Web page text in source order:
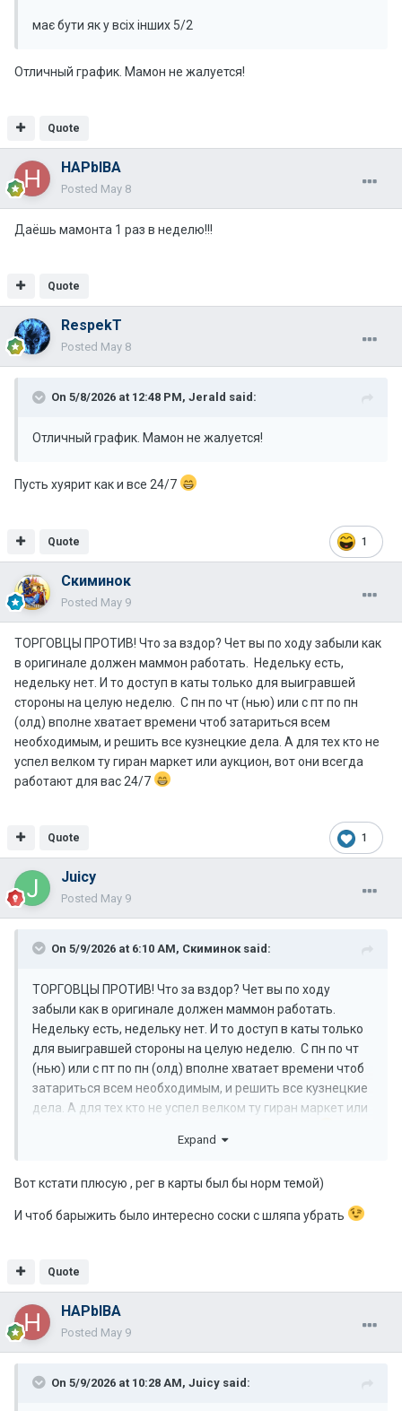
має бути як у всіх інших 5/2
Отличный график. Мамон не жалуется!
Quote
HAPbIBA
Posted May 8
Даёшь мамонта 1 раз в неделю!!!
Quote
RespekT
Posted May 8
On 5/8/2026 at 12:48 PM, Jerald said:
Отличный график. Мамон не жалуется!
Пусть хуярит как и все 24/7
1
Quote
Скиминок
Posted May 9
ТОРГОВЦЫ ПРОТИВ! Что за вздор? Чет вы по ходу забыли как
в оригинале должен маммон работать. Недельку есть,
недельку нет. И то доступ в каты только для выигравшей
стороны на целую неделю. С пн по чт (нью) или с пт по пн
(олд) вполне хватает времени чтоб затариться всем
необходимым, и решить все кузнецкие дела. А для тех кто не
успел велком ту гиран маркет или аукцион, вот они всегда
работают для вас 24/7
1
Quote
Juicy
Posted May 9
On 5/9/2026 at 6:10 AM, Скиминок said:
ТОРГОВЦЫ ПРОТИВ! Что за вздор? Чет вы по ходу
забыли как в оригинале должен маммон работать.
Недельку есть, недельку нет. И то доступ в каты только
для выигравшей стороны на целую неделю. С пн по чт
(нью) или с пт по пн (олд) вполне хватает времени чтоб
затариться всем необходимым, и решить все кузнецкие
дела. А для тех кто не успел велком ту гиран маркет или
Expand
Вот кстати плюсую , рег в карты был бы норм темой)
И чтоб барыжить было интересно соски с шляпа убрать
Quote
HAPbIBA
Posted May 9
On 5/9/2026 at 10:28 AM, Juicy said: